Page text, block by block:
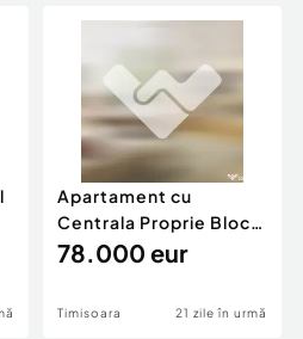
profesionale
Apartament cu
Centrala Proprie Bloc
Izolat
78.000 eur
Timisoara 21 zile în urmă